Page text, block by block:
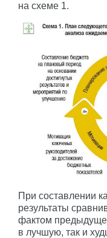
на схеме 1.
При составлении
результаты
фактом
в лучшую, так и